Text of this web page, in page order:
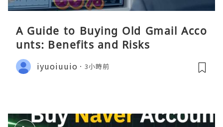
A Guide to Buying Old Gmail Acco
unts: Benefits and Risks
iyuoiuuio 3小時前